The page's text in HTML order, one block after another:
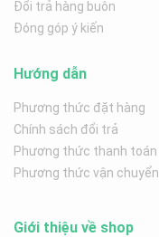
Đổi trả hàng buôn
Đóng góp ý kiến
Hướng dẫn
Phương thức đặt hàng
Chính sách đổi trả
Phương thức thanh toán
Phương thức vận chuyển
Giới thiệu về shop